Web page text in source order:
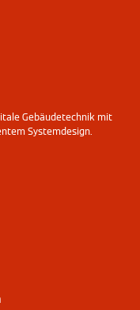
Gebäudetechnik mit
Systemdesign.